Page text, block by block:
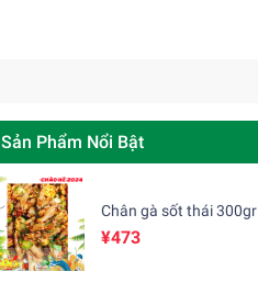
Sản Phẩm Nổi Bật
Chân gà sốt thái 300gr
¥473